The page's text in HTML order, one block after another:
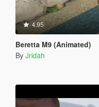
4.95
Beretta M9 (Animated)
By Jridah